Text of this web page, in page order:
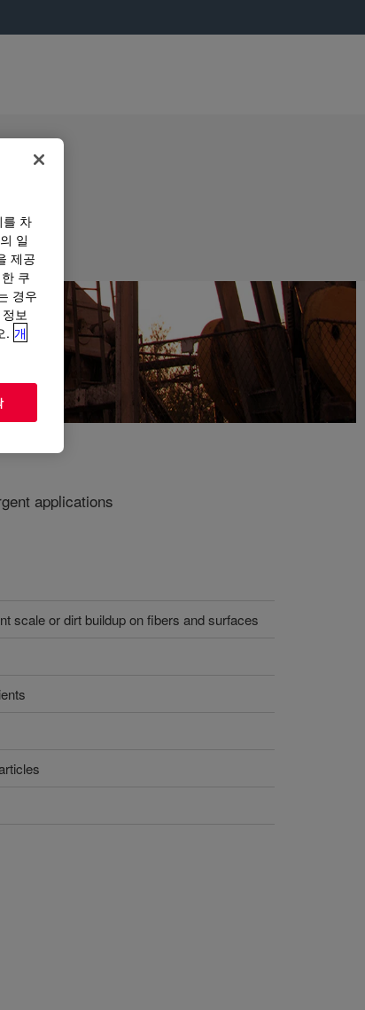
applications
scale or dirt buildup on fibers and surfaces
를 차
일
제공
쿠
경우
보
. 개